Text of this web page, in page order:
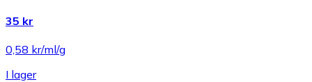
35 kr
0,58 kr/ml/g
I lager